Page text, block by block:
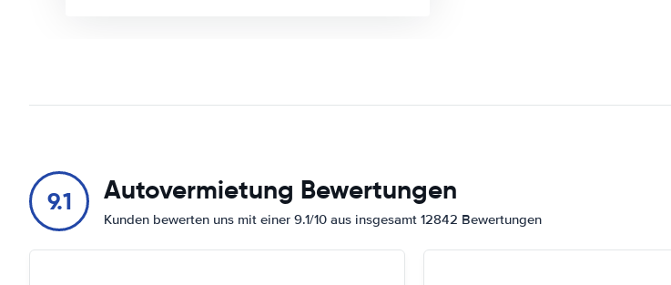
9.1 Autovermietung Bewertungen
Kunden bewerten uns mit einer 9.1/10 aus insgesamt 12842 Bewertungen